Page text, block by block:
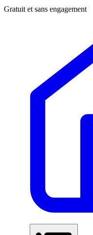
Gratuit et sans engagement